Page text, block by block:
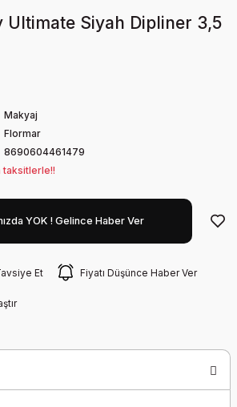
Ultimate Siyah Dipliner 3,5
Makyaj
Flormar
8690604461479
taksitlerle!!
YOK ! Gelince Haber Ver
Et Fiyatı Düşünce Haber Ver